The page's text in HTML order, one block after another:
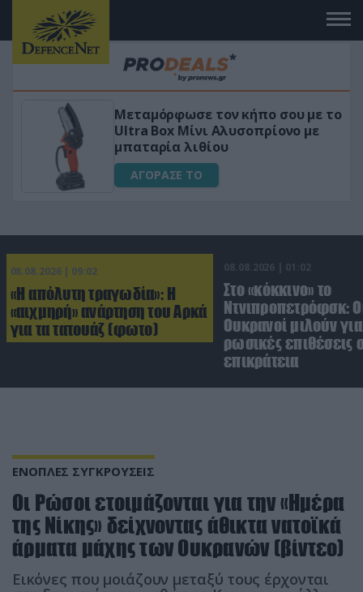
«Μαγική» φόρμουλα τριβόλι + VIP
για αύξηση της λίμπιντο
ΑΓΟΡΑΣΕ ΤΟ
08.08.2026 | 09:02
«Η απόλυτη τραγωδία»: Η
«αιχμηρή» ανάρτηση του Αρκά
για τα τατουάζ (φωτο)
08.08.2026 | 01:02
Στο «κόκκινο» το
Ντνιπροπετρόφσκ:
Ουκρανοί μιλούν
ρωσικές επιθέσεις
επικράτεια
ΕΝΟΠΛΕΣ ΣΥΓΚΡΟΥΣΕΙΣ
Οι Ρώσοι ετοιμάζονται για την «Ημέρα
της Νίκης» δείχνοντας άθικτα νατοϊκά
άρματα μάχης των Ουκρανών (βίντεο)
Εικόνες που μοιάζουν μεταξύ τους έρχονται